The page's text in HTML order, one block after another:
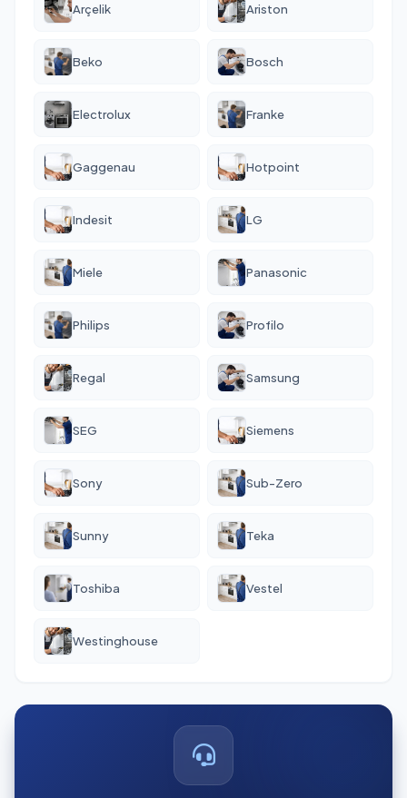
Arçelik Ariston
Beko Bosch
Electrolux Franke
Gaggenau Hotpoint
Indesit LG
Miele Panasonic
Philips Profilo
Regal Samsung
SEG Siemens
Sony Sub-Zero
Sunny Teka
Toshiba Vestel
Westinghouse